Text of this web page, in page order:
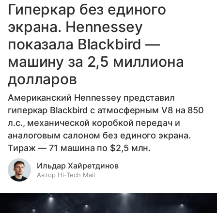
Гиперкар без единого
экрана. Hennessey
показала Blackbird —
машину за 2,5 миллиона
долларов
Американский Hennessey представил
гиперкар Blackbird с атмосферным V8 на 850
л.с., механической коробкой передач и
аналоговым салоном без единого экрана.
Тираж — 71 машина по $2,5 млн.
Ильдар Хайретдинов
Автор Hi-Tech Mail